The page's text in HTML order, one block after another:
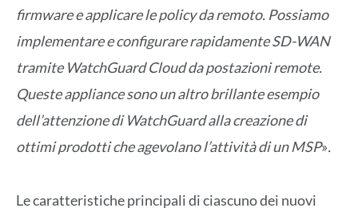
firmware e applicare le policy da remoto. Possiamo
implementare e configurare rapidamente SD-WAN
tramite WatchGuard Cloud da postazioni remote.
Queste appliance sono un altro brillante esempio
dell’attenzione di WatchGuard alla creazione di
ottimi prodotti che agevolano l’attività di un MSP».
Le caratteristiche principali di ciascuno dei nuovi